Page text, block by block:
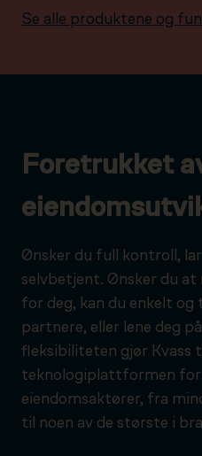
Se alle produktene og
Foretrukket
Ønsker du full kontroll,
selvbetjent. Ønsker du at
for deg, kan du enkelt
partnere, eller lene deg
fleksibiliteten gjør Kvass
teknologiplattformen
eiendomsaktører, fra
til noen av de største i